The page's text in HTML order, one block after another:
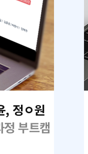
, 정ㅇ원
부트캠